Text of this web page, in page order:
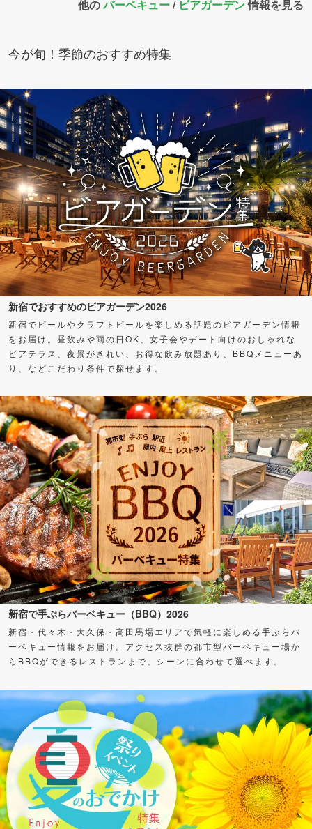
他のバーベキュー/ ビアガーデン情報を見る
今が旬！季節のおすすめ特集
新宿でおすすめのビアガーデン2026
新宿でビールやクラフトビールを楽しめる話題のビアガーデン情報
をお届け。昼飲みや雨の日OK、女子会やデート向けのおしゃれな
ビアテラス、夜景がきれい、お得な飲み放題あり、BBQメニューあ
り、などこだわり条件で探せます。
新宿で手ぶらバーベキュー（BBQ）2026
新宿・代々木・大久保・高田馬場エリアで気軽に楽しめる手ぶらバ
ーベキュー情報をお届け。アクセス抜群の都市型バーベキュー場か
らBBQができるレストランまで、シーンに合わせて選べます。